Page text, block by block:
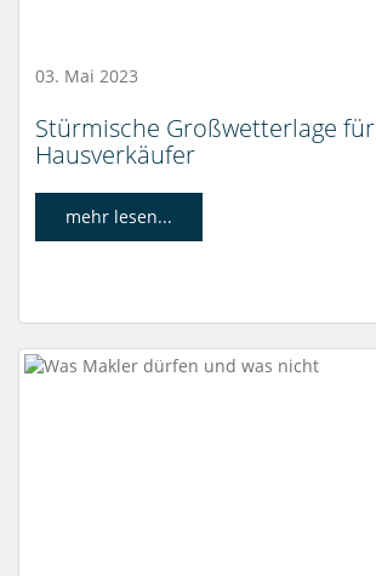
03. Mai 2023
Stürmische Großwetterlage für
Hausverkäufer
mehr lesen...